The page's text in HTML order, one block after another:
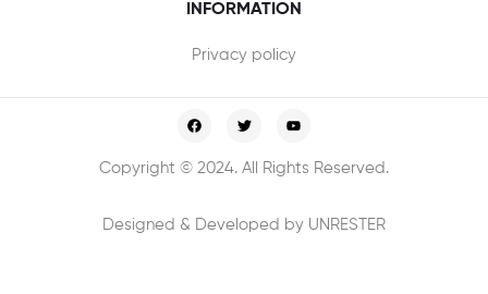
INFORMATION
Privacy policy
Copyright © 2024. All Rights Reserved.
Designed & Developed by UNRESTER